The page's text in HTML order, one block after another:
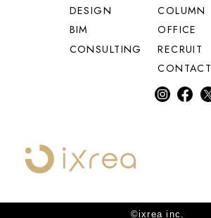
DESIGN
BIM
CONSULTING
COLUMN
OFFICE
RECRUIT
CONTACT
©ixrea inc.